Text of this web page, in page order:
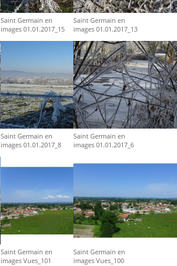
Saint Germain en
images 01.01.2017_15
Saint Germain en
images 01.01.2017_13
Saint Germain en
images 01.01.2017_8
Saint Germain en
images 01.01.2017_6
Saint Germain en
images Vues_101
Saint Germain en
images Vues_100